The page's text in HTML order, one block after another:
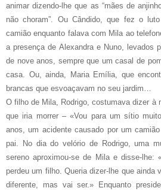
animar dizendo-lhe que as “mães de
não choram”. Ou Cândido, que fez o
camião enquanto falava com Mila ao
a presença de Alexandra e Nuno, levados
de nove anos, sempre que um casal de
casa. Ou, ainda, Maria Emília, que
brancas que esvoaçavam no seu jardim…
O filho de Mila, Rodrigo, costumava dizer à
que iria morrer – «Vou para um sítio
anos, um acidente causado por um
pai. No dia do velório de Rodrigo, uma
sereno aproximou-se de Mila e disse-lhe:
perdeu um filho. Queria dizer-lhe que
diferente, mas vai ser.» Enquanto